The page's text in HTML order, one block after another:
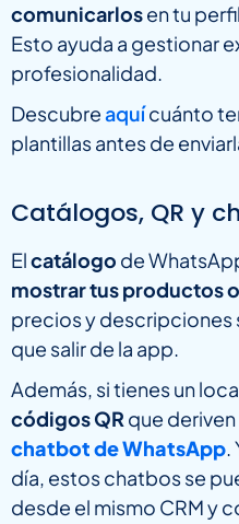
comunicarlosen tu
Esto ayuda a gestionar
profesionalidad.
Descubreaquícuánto
plantillas antes de
Catálogos, QR y
Elcatálogo de
mostrar tus productos
precios y descripciones
que salir de la app.
Además, si tienes un
códigos QR que
chatbot de WhatsApp.
día, estos chatbos se
desde el mismo CRM y